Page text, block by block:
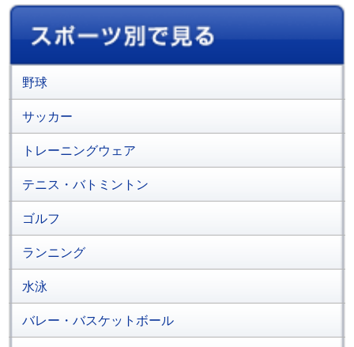
野球
サッカー
トレーニングウェア
テニス・バトミントン
ゴルフ
ランニング
水泳
バレー・バスケットボール